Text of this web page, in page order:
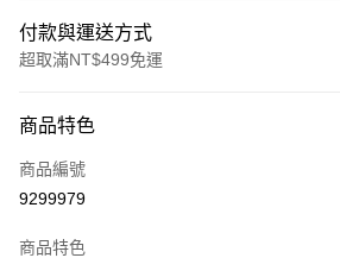
付款與運送方式
超取滿NT$499免運
信用卡一次付款
超商取貨付款
商品特色
商品編號
9299979
商品特色